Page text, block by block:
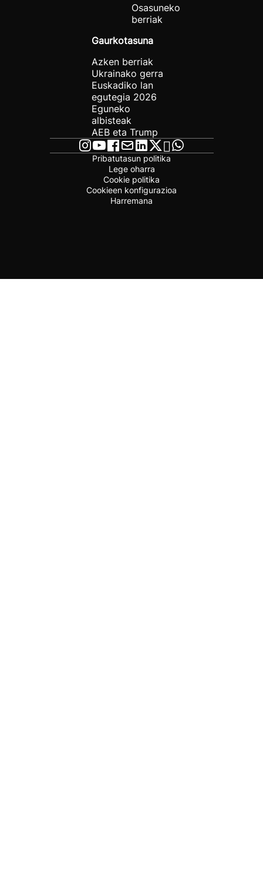
Osasuneko
berriak
Gaurkotasuna
Azken berriak
Ukrainako gerra
Euskadiko lan
egutegia 2026
Eguneko
albisteak
AEB eta Trump
Pribatutasun politika
Lege oharra
Cookie politika
Cookieen konfigurazioa
Harremana